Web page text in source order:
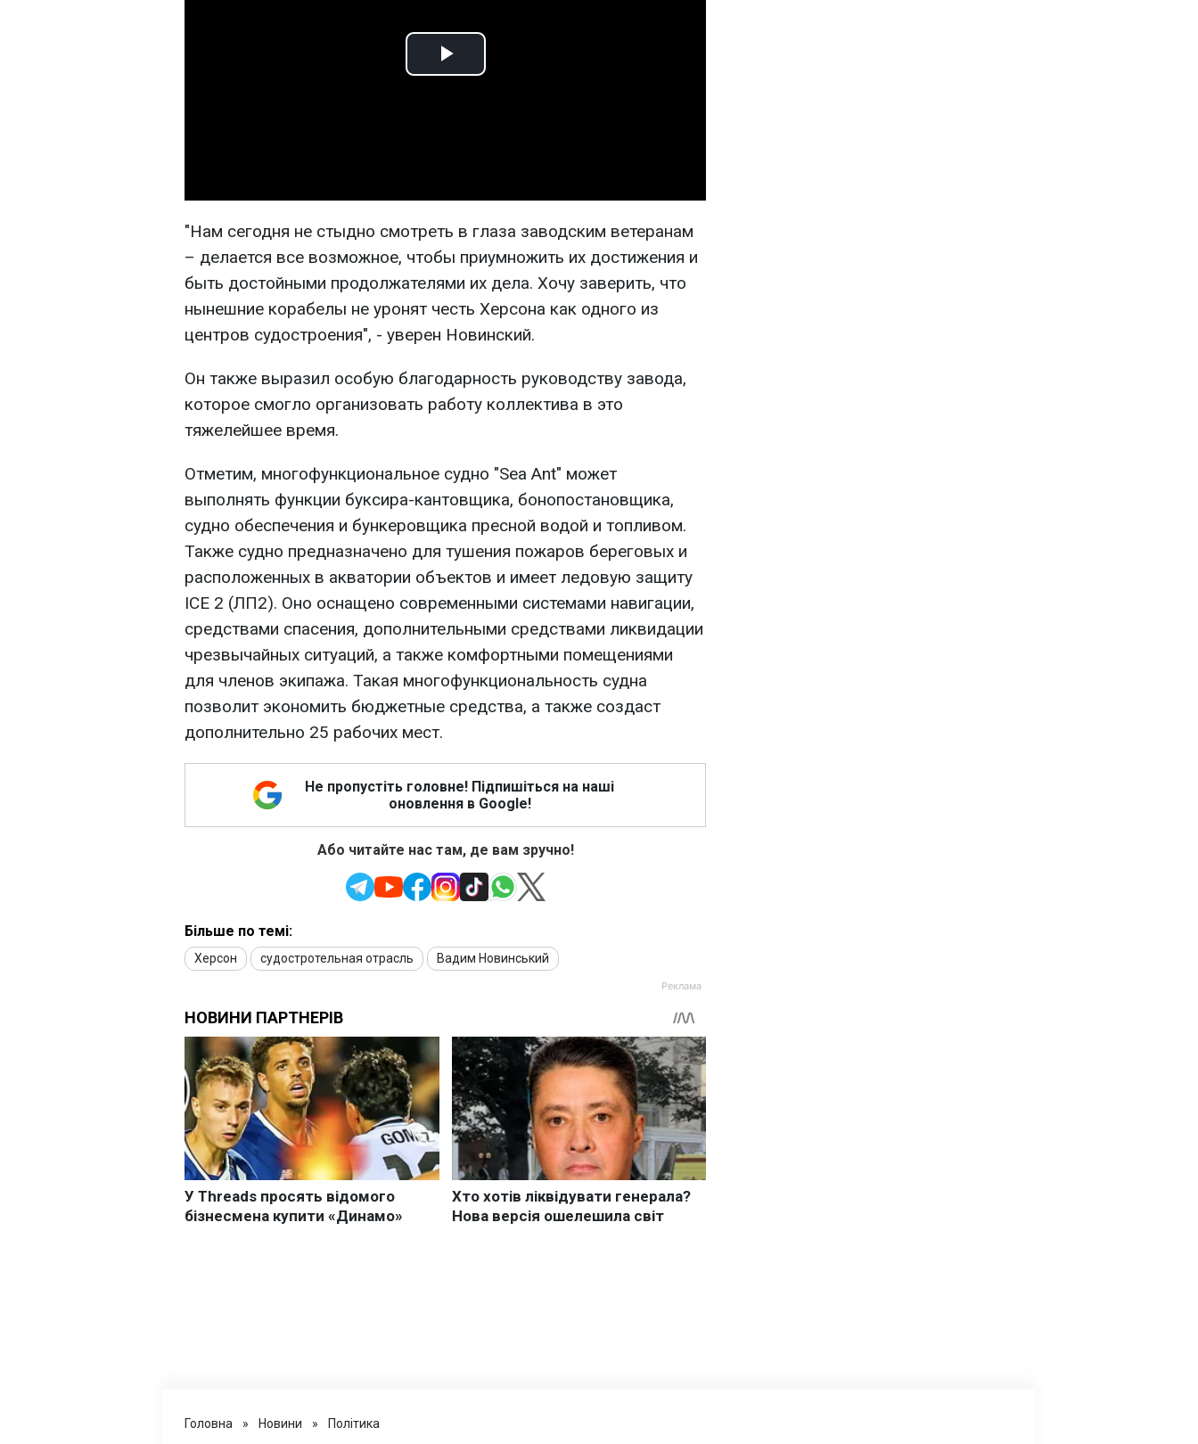
Play
"Нам сегодня не стыдно смотреть в глаза заводским ветеранам
– делается все возможное, чтобы приумножить их достижения и
быть достойными продолжателями их дела. Хочу заверить, что
нынешние корабелы не уронят честь Херсона как одного из
центров судостроения", - уверен Новинский.
Он также выразил особую благодарность руководству завода,
которое смогло организовать работу коллектива в это
тяжелейшее время.
Отметим, многофункциональное судно "Sea Ant" может
выполнять функции буксира-кантовщика, бонопостановщика,
судно обеспечения и бункеровщика пресной водой и топливом.
Также судно предназначено для тушения пожаров береговых и
расположенных в акватории объектов и имеет ледовую защиту
ICE 2 (ЛП2). Оно оснащено современными системами навигации,
средствами спасения, дополнительными средствами ликвидации
чрезвычайных ситуаций, а также комфортными помещениями
для членов экипажа. Такая многофункциональность судна
позволит экономить бюджетные средства, а также создаст
дополнительно 25 рабочих мест.
Не пропустіть головне! Підпишіться на наші
оновлення в Google!
Або читайте нас там, де вам зручно!
Більше по темі:
Херсон судостротельная отрасль Вадим Новинський
Головна » Новини » Політика